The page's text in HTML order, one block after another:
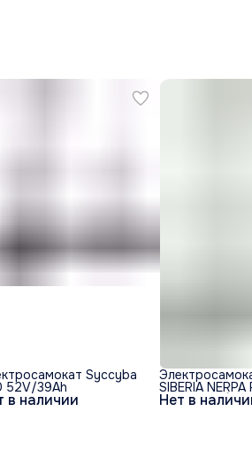
в наличии
Syccyba
52V/39Ah
Нет в
SIBERIA
Elka Green